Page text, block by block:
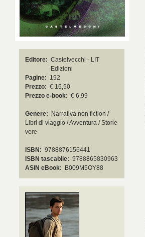
Editore: Castelvecchi - LIT
Edizioni
Pagine: 192
Prezzo: € 16,50
Prezzo e-book: € 6,99
Genere: Narrativa non fiction /
Libri di viaggio / Avventura / Storie
vere
ISBN: 9788876156441
ISBN tascabile: 9788865830963
ASIN eBook: B009M5OY88